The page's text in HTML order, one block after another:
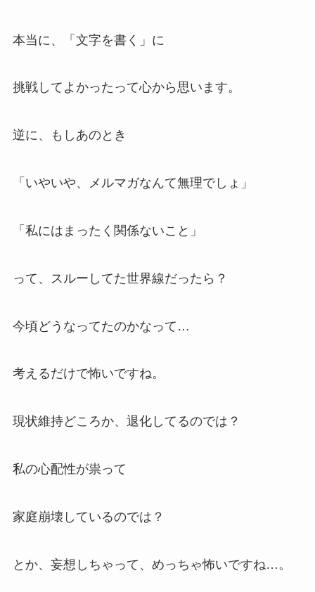
本当に、「文字を書く」に
挑戦してよかったって心から思います。
逆に、もしあのとき
「いやいや、メルマガなんて無理でしょ」
「私にはまったく関係ないこと」
って、スルーしてた世界線だったら？
今頃どうなってたのかなって…
考えるだけで怖いですね。
現状維持どころか、退化してるのでは？
私の心配性が祟って
家庭崩壊しているのでは？
とか、妄想しちゃって、めっちゃ怖いですね…。